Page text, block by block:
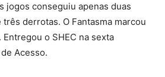
jogos conseguiu apenas duas
derrotas. O Fantasma marcou
o SHEC na sexta
Acesso.